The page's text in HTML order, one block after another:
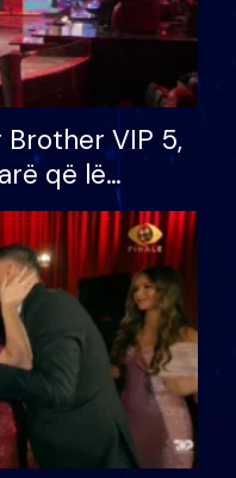
Brother VIP 5,
që lë
për